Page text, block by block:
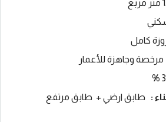
كامل
مرخصة وجاهزة للأعمار
%
: طابق ارضي + طابق مرتفع